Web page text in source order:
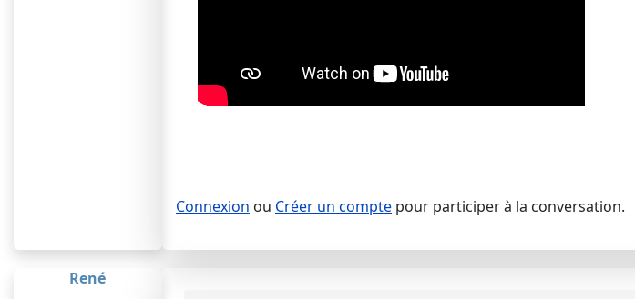
Connexion ou Créer un comptepour participer à la conversation.
René